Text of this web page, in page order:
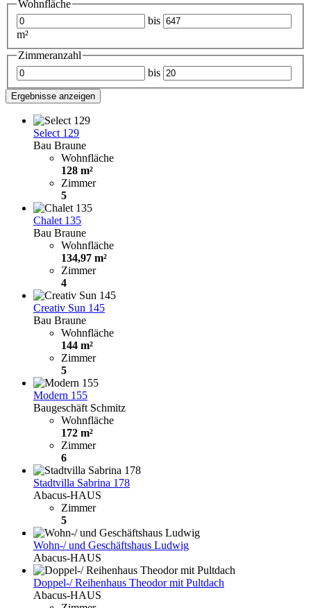
Wohnfläche
bis
m²
Zimmeranzahl
bis
Ergebnisse anzeigen
Select 129
Bau Braune
Wohnfläche
128 m²
Zimmer
5
Chalet 135
Bau Braune
Wohnfläche
134,97 m²
Zimmer
4
Creativ Sun 145
Bau Braune
Wohnfläche
144 m²
Zimmer
5
Modern 155
Baugeschäft Schmitz
Wohnfläche
172 m²
Zimmer
6
Stadtvilla Sabrina 178
Abacus-HAUS
Zimmer
5
Wohn-/ und Geschäftshaus Ludwig
Abacus-HAUS
Doppel-/ Reihenhaus Theodor mit Pultdach
Abacus-HAUS